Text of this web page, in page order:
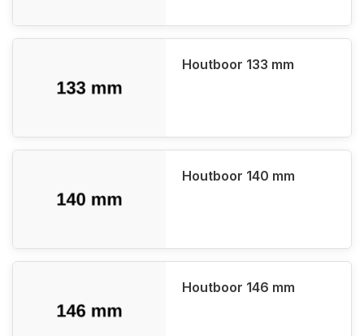
Houtboor 133 mm
Houtboor 140 mm
Houtboor 146 mm